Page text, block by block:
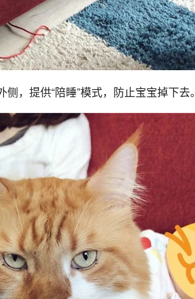
，提供“陪睡”模式，防止宝宝掉下去。